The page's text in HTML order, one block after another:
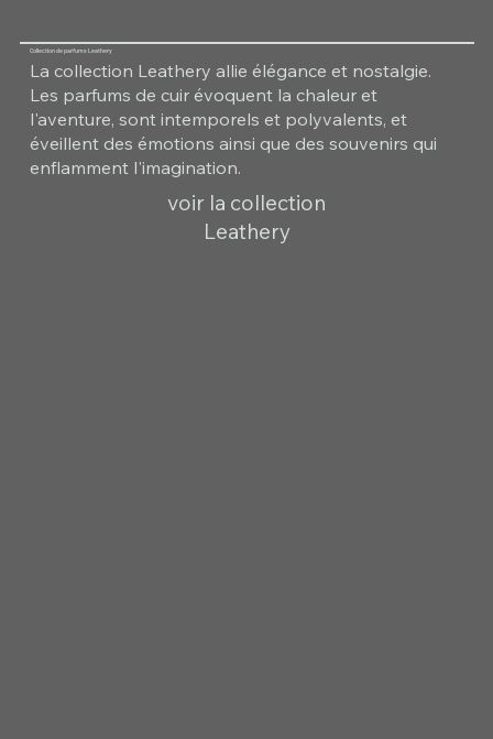
Collection de parfums Leathery
La collection Leathery allie élégance et nostalgie.
Les parfums de cuir évoquent la chaleur et
l'aventure, sont intemporels et polyvalents, et
éveillent des émotions ainsi que des souvenirs qui
enflamment l'imagination.
voir la collection
Leathery